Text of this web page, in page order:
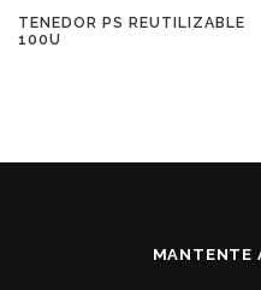
TENEDOR PS REUTILIZABLE
100U
MANTENTE